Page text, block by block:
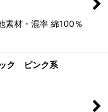
素材・混率 綿100％
ク ピンク系